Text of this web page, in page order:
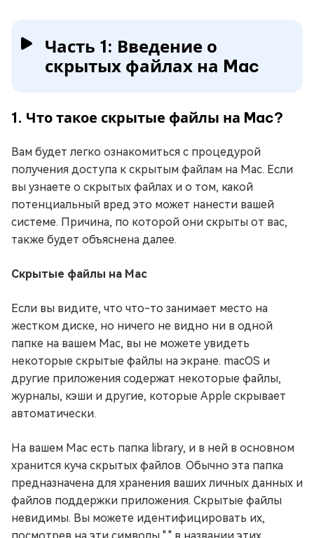
Часть 1: Введение о
скрытых файлах на Mac
1. Что такое скрытые файлы на Mac?
Вам будет легко ознакомиться с процедурой
получения доступа к скрытым файлам на Mac. Если
вы узнаете о скрытых файлах и о том, какой
потенциальный вред это может нанести вашей
системе. Причина, по которой они скрыты от вас,
также будет объяснена далее.
Скрытые файлы на Mac
Если вы видите, что что-то занимает место на
жестком диске, но ничего не видно ни в одной
папке на вашем Mac, вы не можете увидеть
некоторые скрытые файлы на экране. macOS и
другие приложения содержат некоторые файлы,
журналы, кэши и другие, которые Apple скрывает
автоматически.
На вашем Mac есть папка library, и в ней в основном
хранится куча скрытых файлов. Обычно эта папка
предназначена для хранения ваших личных данных и
файлов поддержки приложения. Скрытые файлы
невидимы. Вы можете идентифицировать их,
посмотрев на эти символы "." в названии этих